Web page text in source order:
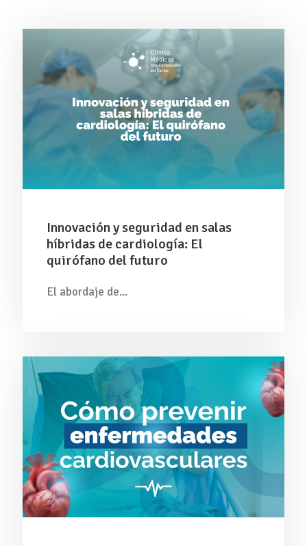
Innovación y seguridad en salas
híbridas de cardiología: El
quirófano del futuro
El abordaje de...